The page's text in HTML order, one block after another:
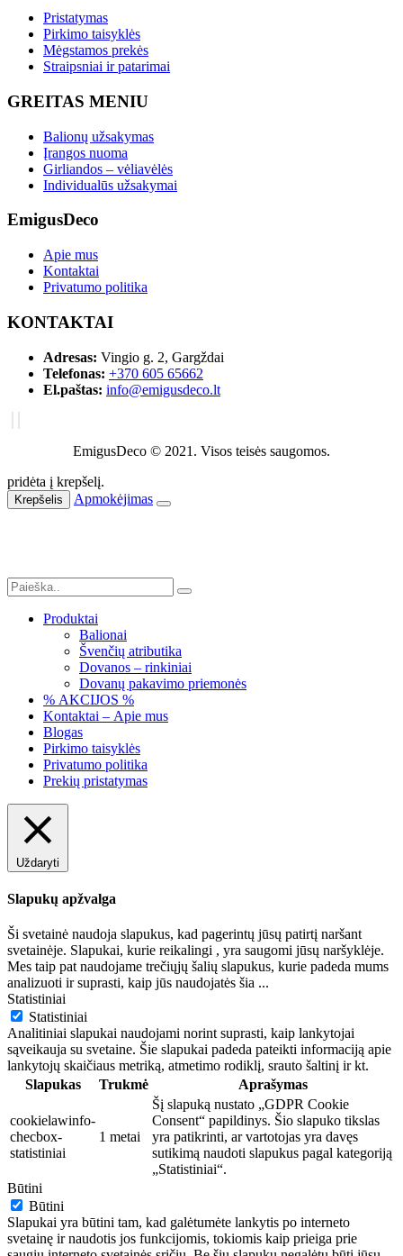
Pristatymas
Pirkimo taisyklės
Mėgstamos prekės
Straipsniai ir patarimai
GREITAS MENIU
Balionų užsakymas
Įrangos nuoma
Girliandos – vėliavėlės
Individualūs užsakymai
EmigusDeco
Apie mus
Kontaktai
Privatumo politika
KONTAKTAI
Adresas: Vingio g. 2, Gargždai
Telefonas: +370 605 65662
El.paštas: info@emigusdeco.lt
EmigusDeco © 2021. Visos teisės saugomos.
pridėta į krepšelį.
Krepšelis Apmokėjimas
Produktai
Balionai
Švenčių atributika
Dovanos – rinkiniai
Dovanų pakavimo priemonės
% AKCIJOS %
Kontaktai – Apie mus
Blogas
Pirkimo taisyklės
Privatumo politika
Prekių pristatymas
Uždaryti
Slapukų apžvalga
Ši svetainė naudoja slapukus, kad pagerintų jūsų patirtį naršant
svetainėje. Slapukai, kurie reikalingi , yra saugomi jūsų naršyklėje.
Mes taip pat naudojame trečiųjų šalių slapukus, kurie padeda mums
analizuoti ir suprasti, kaip jūs naudojatės šia ...
Statistiniai
Statistiniai
Analitiniai slapukai naudojami norint suprasti, kaip lankytojai
sąveikauja su svetaine. Šie slapukai padeda pateikti informaciją apie
lankytojų skaičiaus metriką, atmetimo rodiklį, srauto šaltinį ir kt.
Slapukas
Trukmė Aprašymas
cookielawinfo-
checbox-
statistiniai
1 metai
Šį slapuką nustato „GDPR Cookie
Consent“ papildinys. Šio slapuko tikslas
yra patikrinti, ar vartotojas yra davęs
sutikimą naudoti slapukus pagal kategoriją
„Statistiniai“.
Būtini
Būtini
Slapukai yra būtini tam, kad galėtumėte lankytis po interneto
svetainę ir naudotis jos funkcijomis, tokiomis kaip prieiga prie